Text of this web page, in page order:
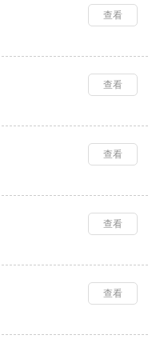
查看
查看
查看
查看
查看